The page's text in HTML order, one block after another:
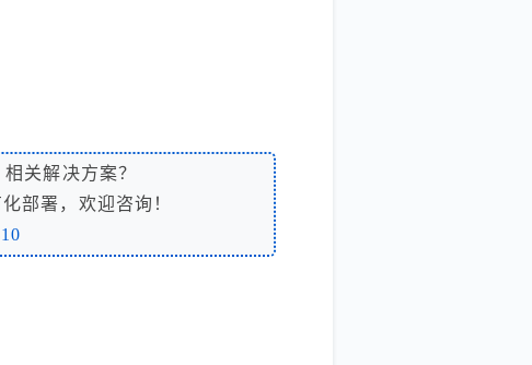
相关解决方案？
部署，欢迎咨询！